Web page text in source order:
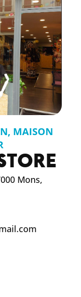
, MAISON
Mons,